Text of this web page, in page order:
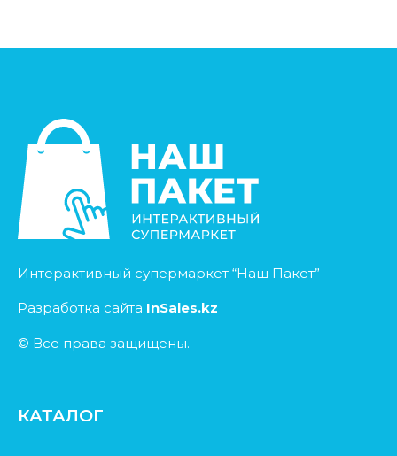
Интерактивный супермаркет “Наш Пакет”
Разработка сайта InSales.kz
© Все права защищены.
КАТАЛОГ